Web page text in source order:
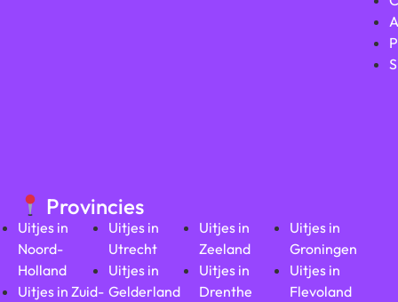
Provincies
Uitjes in
Noord-
Holland
Uitjes in Zuid-
Uitjes in
Utrecht
Uitjes in
Gelderland
Uitjes in
Zeeland
Uitjes in
Drenthe
Uitjes in
Groningen
Uitjes in
Flevoland